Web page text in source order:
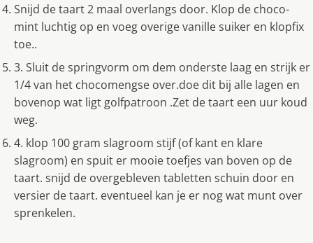
Snijd de taart 2 maal overlangs door. Klop de choco-
mint luchtig op en voeg overige vanille suiker en klopfix
toe..
3. Sluit de springvorm om dem onderste laag en strijk er
1/4 van het chocomengse over.doe dit bij alle lagen en
bovenop wat ligt golfpatroon .Zet de taart een uur koud
weg.
4. klop 100 gram slagroom stijf (of kant en klare
slagroom) en spuit er mooie toefjes van boven op de
taart. snijd de overgebleven tabletten schuin door en
versier de taart. eventueel kan je er nog wat munt over
sprenkelen.